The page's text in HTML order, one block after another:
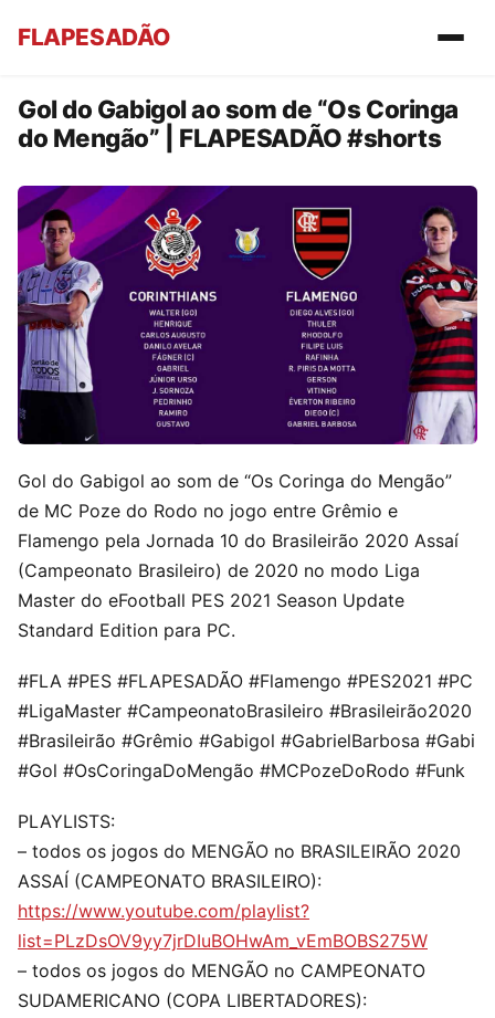
FLAPESADÃO
Gol do Gabigol ao som de “Os Coringa
do Mengão” | FLAPESADÃO #shorts
Gol do Gabigol ao som de “Os Coringa do Mengão”
de MC Poze do Rodo no jogo entre Grêmio e
Flamengo pela Jornada 10 do Brasileirão 2020 Assaí
(Campeonato Brasileiro) de 2020 no modo Liga
Master do eFootball PES 2021 Season Update
Standard Edition para PC.
#FLA #PES #FLAPESADÃO #Flamengo #PES2021 #PC
#LigaMaster #CampeonatoBrasileiro #Brasileirão2020
#Brasileirão #Grêmio #Gabigol #GabrielBarbosa #Gabi
#Gol #OsCoringaDoMengão #MCPozeDoRodo #Funk
PLAYLISTS:
– todos os jogos do MENGÃO no BRASILEIRÃO 2020
ASSAÍ (CAMPEONATO BRASILEIRO):
https://www.youtube.com/playlist?
list=PLzDsOV9yy7jrDIuBOHwAm_vEmBOBS275W
– todos os jogos do MENGÃO no CAMPEONATO
SUDAMERICANO (COPA LIBERTADORES):